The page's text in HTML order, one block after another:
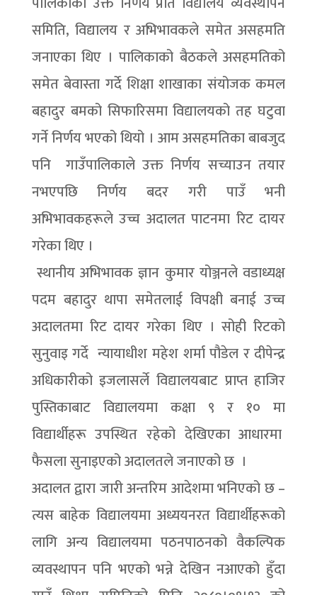
समिति, विद्यालय र अभिभावकले समेत असहमति
जनाएका थिए । पालिकाको बैठकले असहमतिको
समेत बेवास्ता गर्दे शिक्षा शाखाका संयोजक कमल
बहादुर बमको सिफारिसमा विद्यालयको तह घटुवा
गर्ने निर्णय भएको थियो । आम असहमतिका बाबजुद
पनि गाउँपालिकाले उक्त निर्णय सच्याउन तयार
नभएपछि निर्णय बदर गरी पाउँ भनी
अभिभावकहरूले उच्च अदालत पाटनमा रिट दायर
गरेका थिए ।
स्थानीय अभिभावक ज्ञान कुमार योञ्जनले वडाध्यक्ष
पदम बहादुर थापा समेतलाई विपक्षी बनाई उच्च
अदालतमा रिट दायर गरेका थिए । सोही रिटको
सुनुवाइ गर्दे न्यायाधीश महेश शर्मा पौडेल र दीपेन्द्र
अधिकारीको इजलासर्ले विद्यालयबाट प्राप्त हाजिर
पुस्तिकाबाट विद्यालयमा कक्षा ९ र १० मा
विद्यार्थीहरू उपस्थित रहेको देखिएका आधारमा
फैसला सुनाइएको अदालतले जनाएको छ ।
अदालत द्वारा जारी अन्तरिम आदेशमा भनिएको छ –
त्यस बाहेक विद्यालयमा अध्ययनरत विद्यार्थीहरूको
लागि अन्य विद्यालयमा पठनपाठनको वैकल्पिक
व्यवस्थापन पनि भएको भन्ने देखिन नआएको हुँदा